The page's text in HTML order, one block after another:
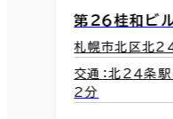
第２６桂和ビ
札幌市北区北
交通：北２４条
2分